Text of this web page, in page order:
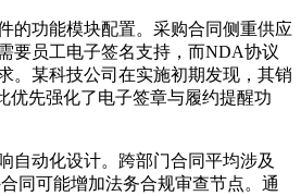
的功能模块配置。采购合同侧重供应
要员工电子签名支持，而NDA协议
。某科技公司在实施初期发现，其销
优先强化了电子签章与履约提醒功
自动化设计。跨部门合同平均涉及
同可能增加法务合规审查节点。通